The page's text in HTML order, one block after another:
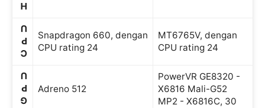
H
C
P
U
Snapdragon 660, dengan
CPU rating 24
MT6765V, dengan
CPU rating 24
G
P
U
Adreno 512
PowerVR GE8320 -
X6816 Mali-G52
MP2 - X6816C, 30